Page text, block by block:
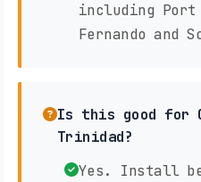
including Port
Fernando and
Is this good for
Trinidad?
Yes. Install